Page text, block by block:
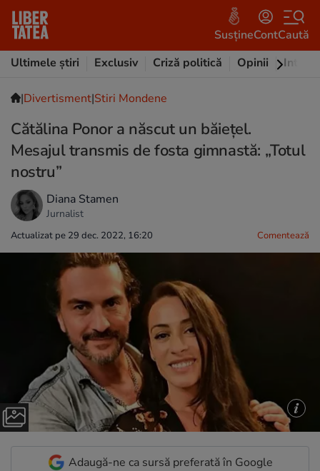
SusțineContCaută
Ultimele știri
Exclusiv Criză politică Opinii
|Divertisment|Stiri Mondene
Cătălina Ponor a născut un băiețel.
Mesajul transmis de fosta gimnastă: „Totul
nostru”
Diana Stamen
Jurnalist
Actualizat pe 29 dec. 2022, 16:20 Comentează
Adaugă-ne ca sursă preferată în Google